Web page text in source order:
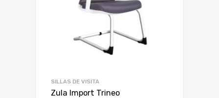
SILLAS DE VISITA
Zula Import Trineo